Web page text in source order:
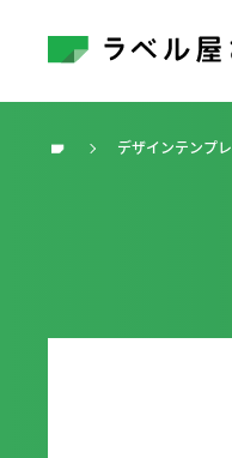
トップ デザインテンプ